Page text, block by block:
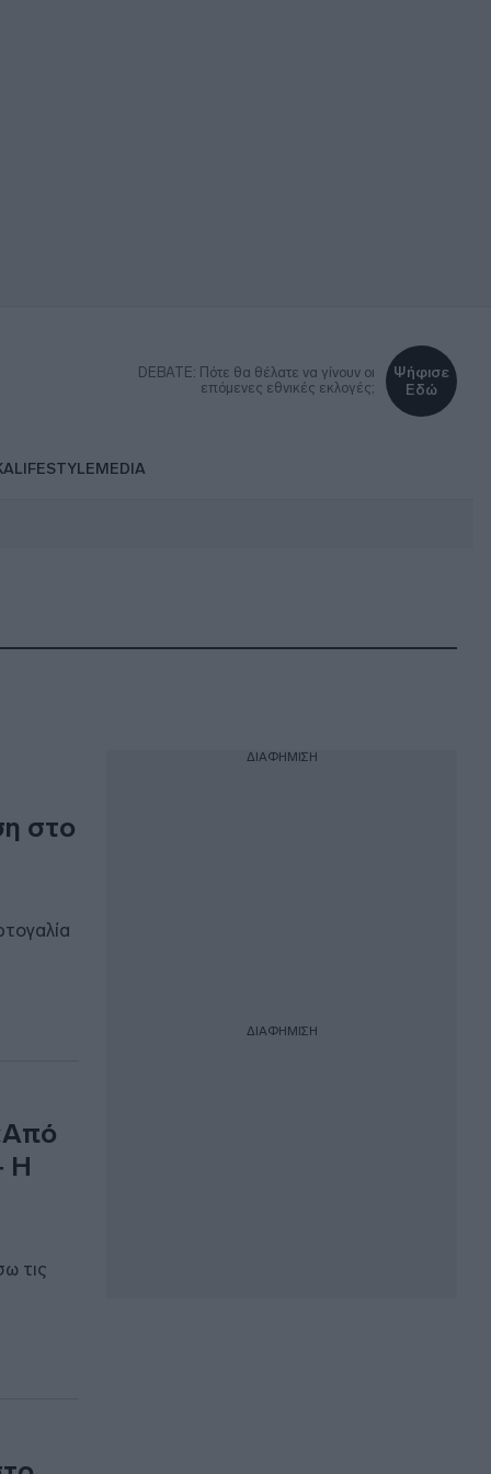
DEBATE: Πότε θα θέλατε να γίνουν οι
επόμενες εθνικές εκλογές;
Ψήφισε
Εδώ
LIFESTYLEMEDIA
στο
Η
τις
ΔΙΑΦΗΜΙΣΗ
ΔΙΑΦΗΜΙΣΗ